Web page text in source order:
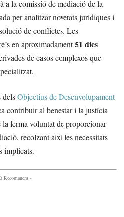
a la comissió de mediació de la
per analitzar novetats jurídiques i
de conflictes. Les
en aproximadament51 dies
de casos complexos que
delsObjectius de Desenvolupament
contribuir al benestar i la justícia
ferma voluntat de proporcionar
recolzant així les necessitats
implicats.
Recomanem -